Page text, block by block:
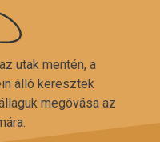
utak mentén, a
álló keresztek
megóvása az